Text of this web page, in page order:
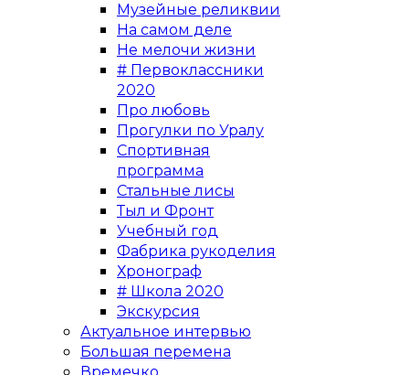
Музейные реликвии
На самом деле
Не мелочи жизни
# Первоклассники
2020
Про любовь
Прогулки по Уралу
Спортивная
программа
Стальные лисы
Тыл и Фронт
Учебный год
Фабрика рукоделия
Хронограф
# Школа 2020
Экскурсия
Актуальное интервью
Большая перемена